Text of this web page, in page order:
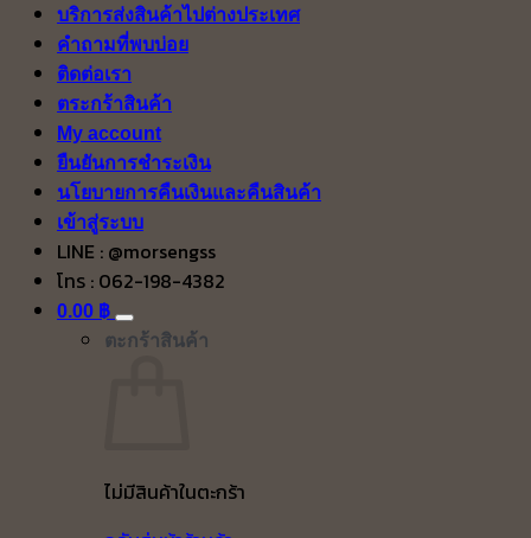
บริการส่งสินค้าไปต่างประเทศ
คำถามที่พบบ่อย
ติดต่อเรา
ตระกร้าสินค้า
My account
ยืนยันการชำระเงิน
นโยบายการคืนเงินและคืนสินค้า
เข้าสู่ระบบ
LINE : @morsengss
โทร : 062-198-4382
0.00 ฿
ตะกร้าสินค้า
ไม่มีสินค้าในตะกร้า